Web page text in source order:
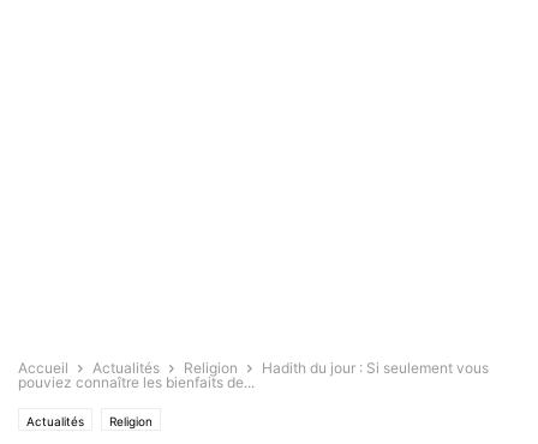
Accueil Actualités Religion
Hadith du jour : Si seulement vous
pouviez connaître les bienfaits de...
Actualités Religion